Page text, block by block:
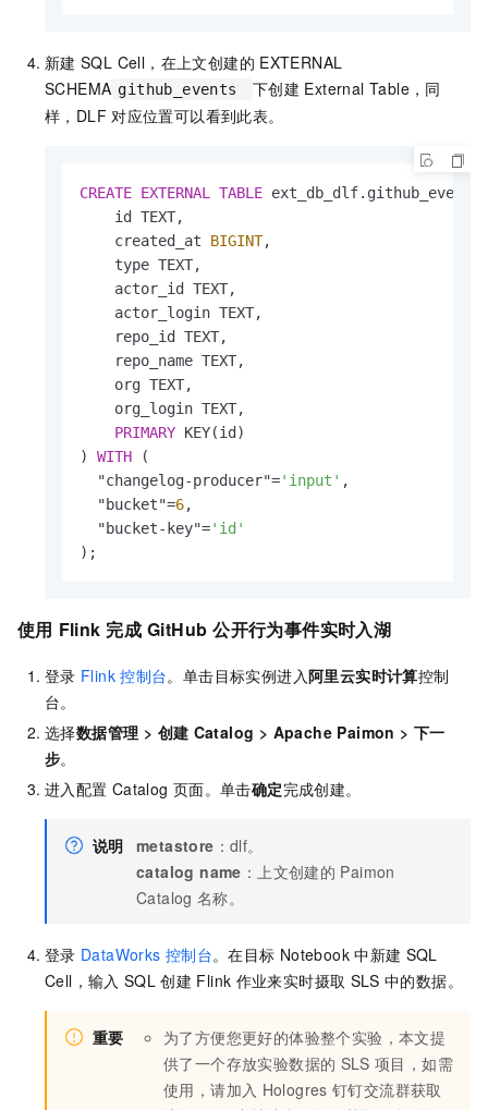
新建 SQL Cell，在上文创建的 EXTERNAL
SCHEMA github_events 下创建 External Table，同
样，DLF 对应位置可以看到此表。
CREATE EXTERNAL TABLE
id
    created_at
BIGINT
type
actor_id
actor_login
repo_id
repo_name
org
org_login
PRIMARY KEY(id)
) WITH (
  "changelog-producer"
='input' ,
  "bucket"
=6,
  "bucket-key"
='id'
);
使用 Flink 完成 GitHub 公开行为事件实时入湖
登录 Flink 控制台。单击目标实例进入阿里云实时计算控制
台。
选择数据管理 > 创建 Catalog > Apache Paimon >下一
步。
进入配置 Catalog 页面。单击确定完成创建。
说明 metastore ：dlf。
catalog name ：上文创建的 Paimon
Catalog 名称。
登录 DataWorks 控制台。在目标 Notebook 中新建 SQL
Cell，输入 SQL 创建 Flink 作业来实时摄取 SLS 中的数据。
重要
为了方便您更好的体验整个实验，本文提
供了一个存放实验数据的 SLS 项目，如需
使用，请加入 Hologres 钉钉交流群获取